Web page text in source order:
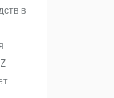
в